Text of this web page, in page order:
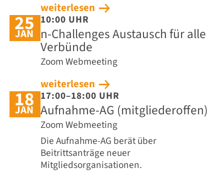
weiterlesen
25
JAN
10:00 UHR
n-Challenges Austausch für alle
Verbünde
Zoom Webmeeting
weiterlesen
18
JAN
17:00–18:00 UHR
Aufnahme-AG (mitgliederoffen)
Zoom Webmeeting
Die Aufnahme-AG berät über
Beitrittsanträge neuer
Mitgliedsorganisationen.